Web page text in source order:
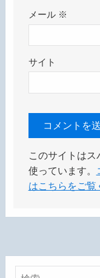
メール ※
サイト
このサイトは
使っています。
はこちらをご覧